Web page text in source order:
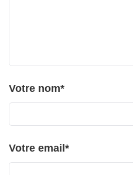
Votre nom*
Votre email *